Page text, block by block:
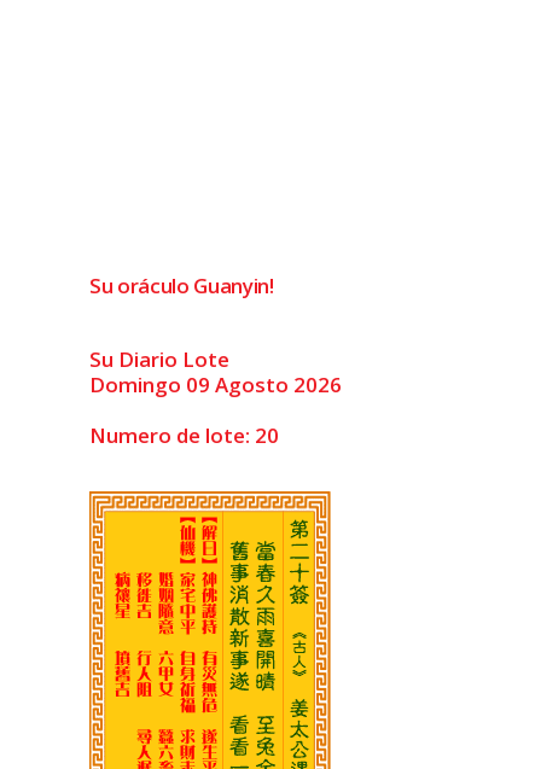
Su oráculo Guanyin!
Su Diario Lote
Domingo 09 Agosto 2026
Numero de lote: 20